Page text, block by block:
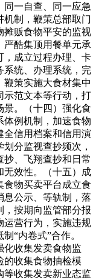
一自查、同一应急
制，鞭策总部取门
摊贩食物平安的监视
严酷集顶用餐单元承
，成立过程办理、卡
系统、办理系统，完
鞭策实施大食材集中
示范文本等行动，打
景。（十四）强化食
体例机制，加速食物
全信用档案和信用演
分监视查抄频次，
抄、飞翔查抄和日常
无效性。（十五）成
食物买卖平台成立食
息公示、等轨制，落
，按期向监管部分报
运营行为，实施违规
“内卷式”合作。
化收集发卖食物监
的收集食物抽检模
等收集发卖新业态监